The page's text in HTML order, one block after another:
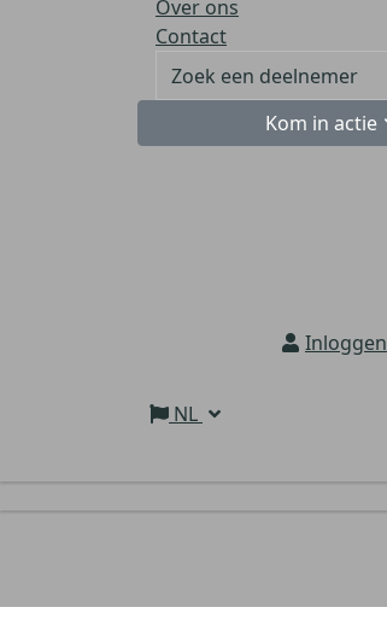
Over ons
Contact
Kom in actie
Inloggen
NL